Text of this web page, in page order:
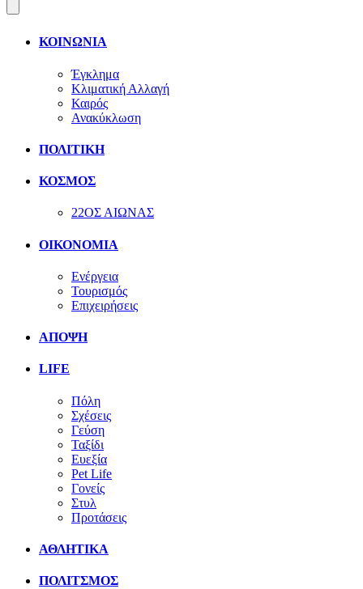
ΚΟΙΝΩΝΙΑ
Έγκλημα
Κλιματική Αλλαγή
Καιρός
Ανακύκλωση
ΠΟΛΙΤΙΚΗ
ΚΟΣΜΟΣ
22ΟΣ ΑΙΩΝΑΣ
ΟΙΚΟΝΟΜΙΑ
Ενέργεια
Τουρισμός
Επιχειρήσεις
ΑΠΟΨΗ
LIFE
Πόλη
Σχέσεις
Γεύση
Ταξίδι
Ευεξία
Pet Life
Γονείς
Στυλ
Προτάσεις
ΑΘΛΗΤΙΚΑ
ΠΟΛΙΤΣΜΟΣ